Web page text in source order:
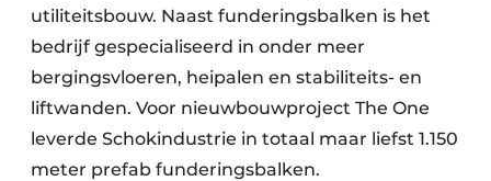
utiliteitsbouw. Naast funderingsbalken is het
bedrijf gespecialiseerd in onder meer
bergingsvloeren, heipalen en stabiliteits- en
liftwanden. Voor nieuwbouwproject The One
leverde Schokindustrie in totaal maar liefst 1.150
meter prefab funderingsbalken.